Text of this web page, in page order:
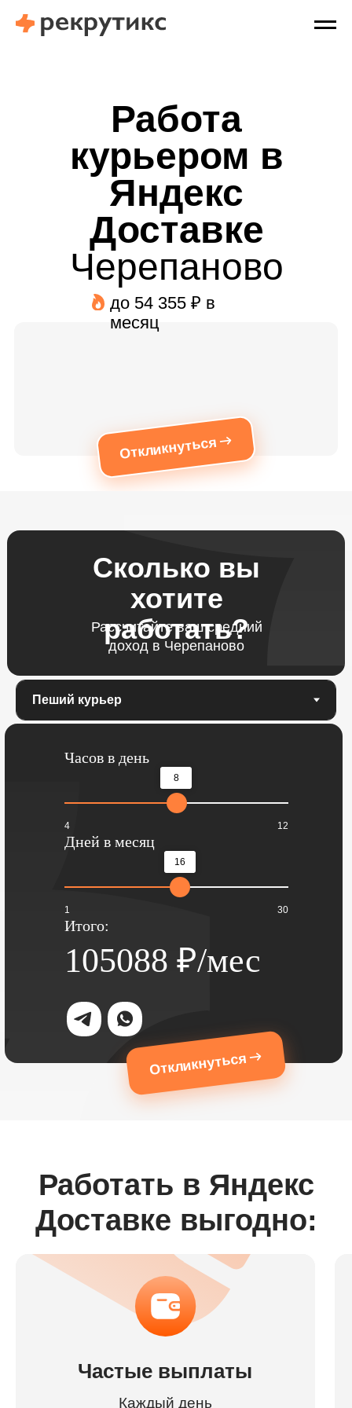
Работа
курьером в
Яндекс
Доставке
Черепаново
Откликнуться
до 54 355 ₽ в
месяц
Сколько вы
хотите
работать?
Рассчитайте ваш средний
доход в Черепаново
Часов в день
8
4 12
Дней в месяц
16
1 30
Итого:
105088 ₽/мес
Откликнуться
Работать в Яндекс
Доставке выгодно:
Частые выплаты
Каждый день